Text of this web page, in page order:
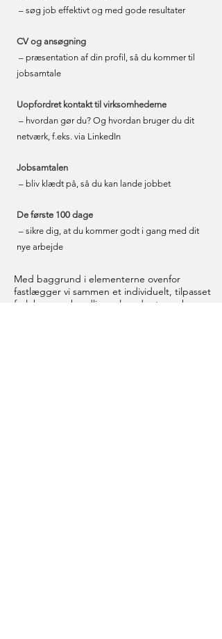
– søg job effektivt og med gode resultater
CV og ansøgning
– præsentation af din profil, så du kommer til
jobsamtale
Uopfordret kontakt til virksomhederne
– hvordan gør du? Og hvordan bruger du dit
netværk, f.eks. via LinkedIn
Jobsamtalen
– bliv klædt på, så du kan lande jobbet
De første 100 dage
– sikre dig, at du kommer godt i gang med dit
nye arbejde
Med baggrund i elementerne ovenfor
fastlægger vi sammen et individuelt, tilpasset
forløb og en handlingsplan, der tager hensyn